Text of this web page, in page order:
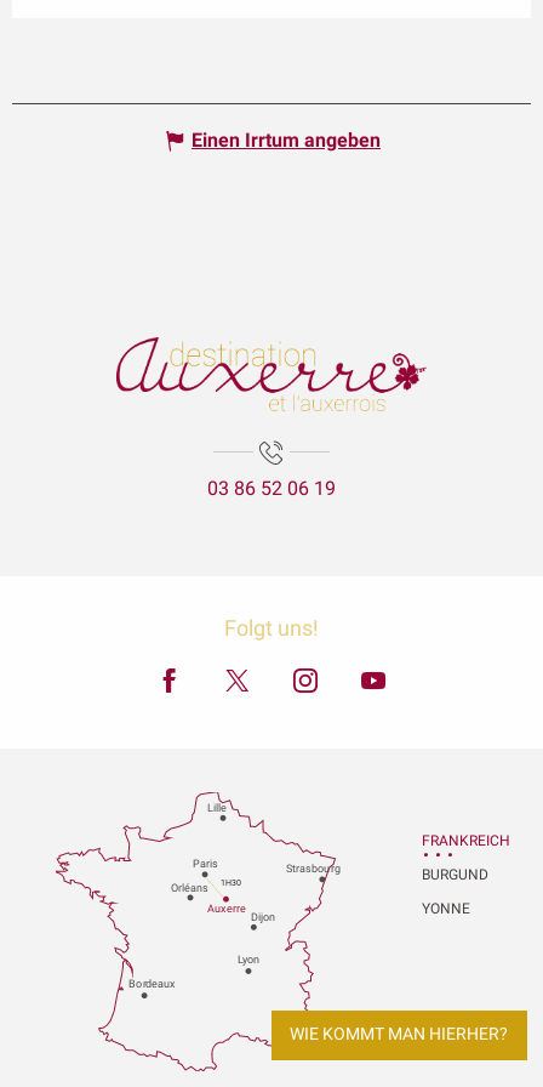
Einen Irrtum angeben
03 86 52 06 19
Folgt uns!
Paris
Dijon
Orléans
Bordeaux
Lyon
Auxerre
Strasbourg
Lille
1H30
FRANKREICH
BURGUND
YONNE
WIE KOMMT MAN HIERHER?